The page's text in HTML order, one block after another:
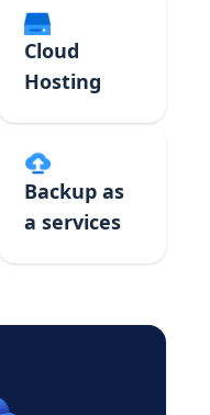
Cloud
Hosting
Backup as
a services